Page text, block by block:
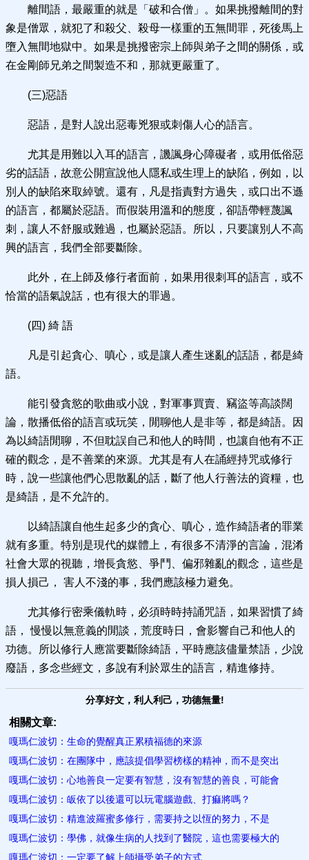
離間語，最嚴重的就是「破和合僧」。如果挑撥離間的對
象是僧眾，就犯了和殺父、殺母一樣重的五無間罪，死後馬上
墮入無間地獄中。如果是挑撥密宗上師與弟子之間的關係，或
在金剛師兄弟之間製造不和，那就更嚴重了。
(三)惡語
惡語，是對人說出惡毒兇狠或刺傷人心的語言。
尤其是用難以入耳的語言，譏諷身心障礙者，或用低俗惡
劣的話語，故意公開宣說他人隱私或生理上的缺陷，例如，以
別人的缺陷來取綽號。還有，凡是指責對方過失，或口出不遜
的語言，都屬於惡語。而假裝用溫和的態度，卻語帶輕蔑諷
刺，讓人不舒服或難過，也屬於惡語。所以，只要讓別人不高
興的語言，我們全部要斷除。
此外，在上師及修行者面前，如果用很刺耳的語言，或不
恰當的語氣說話，也有很大的罪過。
(四) 綺 語
凡是引起貪心、嗔心，或是讓人產生迷亂的話語，都是綺
語。
能引發貪慾的歌曲或小說，對軍事買賣、竊盜等高談闊
論，散播低俗的語言或玩笑，閒聊他人是非等，都是綺語。因
為以綺語閒聊，不但耽誤自己和他人的時間，也讓自他有不正
確的觀念，是不善業的來源。尤其是有人在誦經持咒或修行
時，說一些讓他們心思散亂的話，斷了他人行善法的資糧，也
是綺語，是不允許的。
以綺語讓自他生起多少的貪心、嗔心，造作綺語者的罪業
就有多重。特別是現代的媒體上，有很多不清淨的言論，混淆
社會大眾的視聽，增長貪慾、爭鬥、偏邪雜亂的觀念，這些是
損人損己， 害人不淺的事，我們應該極力避免。
尤其修行密乘儀軌時，必須時時持誦咒語，如果習慣了綺
語， 慢慢以無意義的閒談，荒度時日，會影響自己和他人的
功德。所以修行人應當要斷除綺語，平時應該儘量禁語，少說
廢語，多念些經文，多說有利於眾生的語言，精進修持。
分享好文，利人利己，功德無量!
相關文章:
嘎瑪仁波切：生命的覺醒真正累積福德的來源
嘎瑪仁波切：在團隊中，應該提倡學習榜樣的精神，而不是突出
嘎瑪仁波切：心地善良一定要有智慧，沒有智慧的善良，可能會
嘎瑪仁波切：皈依了以後還可以玩電腦遊戲、打痲將嗎？
嘎瑪仁波切：精進波羅蜜多修行，需要持之以恆的努力，不是
嘎瑪仁波切：學佛，就像生病的人找到了醫院，這也需要極大的
嘎瑪仁波切：一定要了解上師攝受弟子的方式